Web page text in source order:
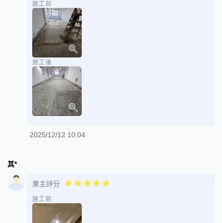
施工前
施工後
2025/12/12 10:04
其*
業主評分
施工前